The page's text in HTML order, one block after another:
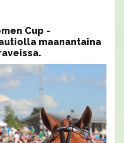
Cup -
maanantaina